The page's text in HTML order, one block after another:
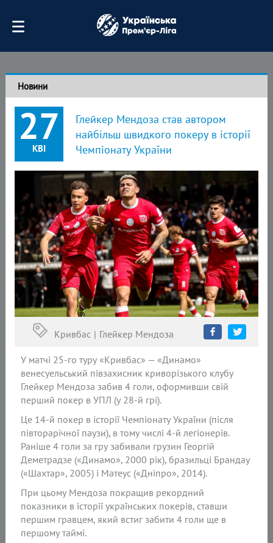
Новини
27
КВІ
Глейкер Мендоза став автором
найбільш швидкого покеру в історії
Чемпіонату України
Кривбас Глейкер Мендоза
У матчі 25-го туру «Кривбас» — «Динамо»
венесуельський півзахисник криворізького клубу
Глейкер Мендоза забив 4 голи, оформивши свій
перший покер в УПЛ (у 28-й грі).
Це 14-й покер в історії Чемпіонату України (після
півторарічної паузи), в тому числі 4-й легіонерів.
Раніше 4 голи за гру забивали грузин Георгій
Деметрадзе («Динамо», 2000 рік), бразильці Брандау
(«Шахтар», 2005) і Матеус («Дніпро», 2014).
При цьому Мендоза покращив рекордний
показники в історії українських покерів, ставши
першим гравцем, який встиг забити 4 голи ще в
першому таймі.